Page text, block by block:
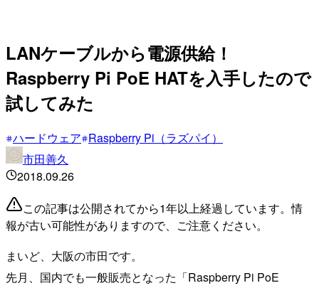
LANケーブルから電源供給！
Raspberry Pi PoE HATを入手したので
試してみた
ハードウェア Raspberry Pi（ラズパイ）
市田善久
2018.09.26
この記事は公開されてから1年以上経過しています。情
報が古い可能性がありますので、ご注意ください。
まいど、大阪の市田です。
先月、国内でも一般販売となった「Raspberry Pi PoE